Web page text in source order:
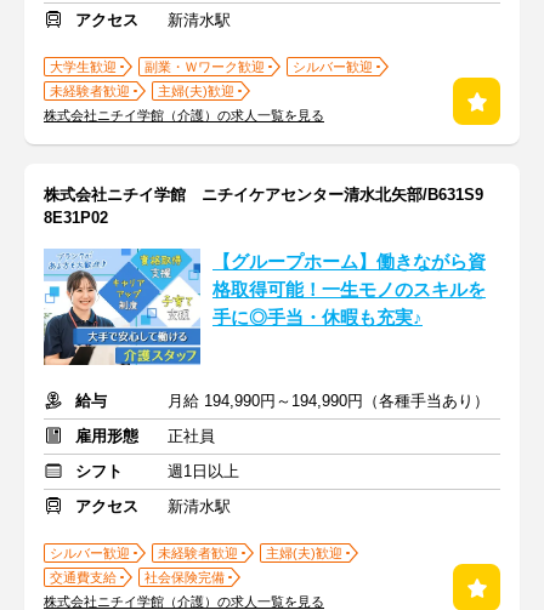
アクセス
新清水駅
大学生歓迎 副業・Ｗワーク歓迎
シルバー歓迎
未経験者歓迎
主婦(夫)歓迎
株式会社ニチイ学館（介護）の求人一覧を見る
株式会社ニチイ学館 ニチイケアセンター清水北矢部/B631S9
8E31P02
【グループホーム】働きながら資
格取得可能！一生モノのスキルを
手に◎手当・休暇も充実♪
給与
月給 194,990円～194,990円（各種手当あり）
雇用形態
正社員
シフト
週1日以上
アクセス
新清水駅
シルバー歓迎 未経験者歓迎
主婦(夫)歓迎
交通費支給
社会保険完備
株式会社ニチイ学館（介護）の求人一覧を見る